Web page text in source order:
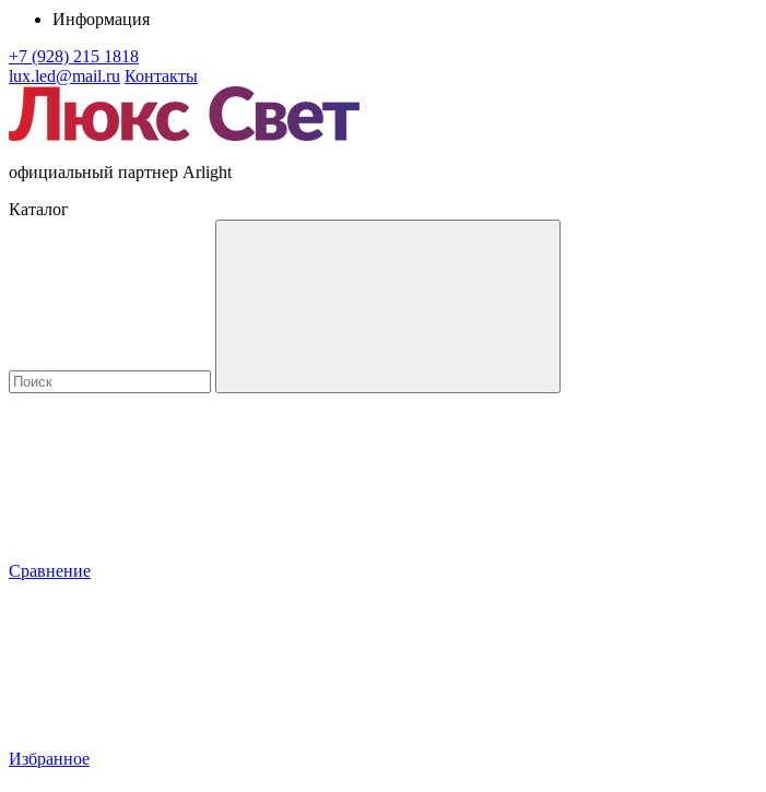
Информация
+7 (928) 215 1818
lux.led@mail.ru Контакты
официальный партнер Arlight
Каталог
Сравнение
Избранное